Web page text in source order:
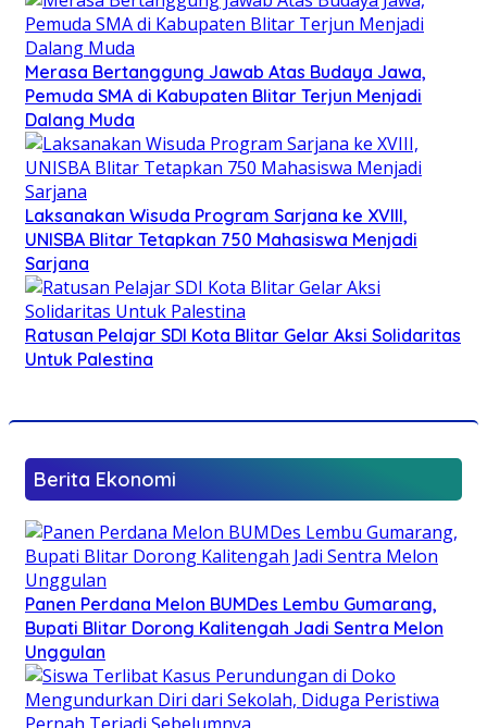
Merasa Bertanggung Jawab Atas Budaya Jawa,
Pemuda SMA di Kabupaten Blitar Terjun Menjadi
Dalang Muda
Laksanakan Wisuda Program Sarjana ke XVIII,
UNISBA Blitar Tetapkan 750 Mahasiswa Menjadi
Sarjana
Ratusan Pelajar SDI Kota Blitar Gelar Aksi Solidaritas
Untuk Palestina
Berita Ekonomi
Panen Perdana Melon BUMDes Lembu Gumarang,
Bupati Blitar Dorong Kalitengah Jadi Sentra Melon
Unggulan